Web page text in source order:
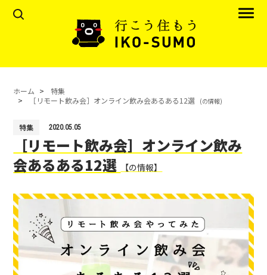
ホーム
特集
［リモート飲み会］オンライン飲み会あるある12選 (の情報)
特集 2020.05.05
［リモート飲み会］オンライン飲み
会あるある12選
【の情報】